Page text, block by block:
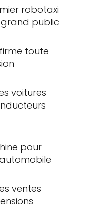
robotaxi
public
toute
voitures
pour
ventes